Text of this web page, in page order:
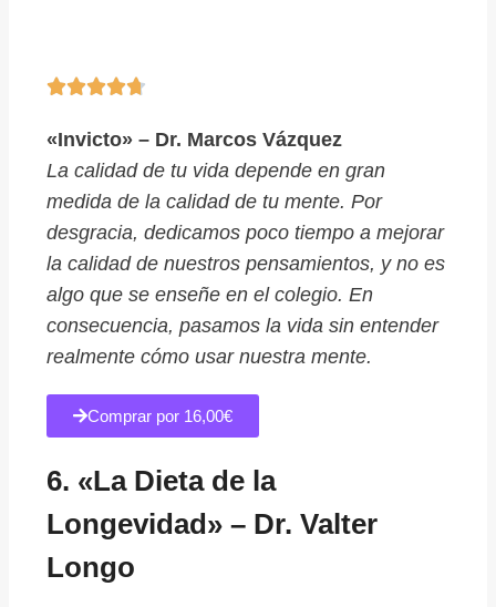

«Invicto» – Dr. Marcos Vázquez
La calidad de tu vida depende en gran
medida de la calidad de tu mente. Por
desgracia, dedicamos poco tiempo a mejorar
la calidad de nuestros pensamientos, y no es
algo que se enseñe en el colegio. En
consecuencia, pasamos la vida sin entender
realmente cómo usar nuestra mente.
Comprar por 16,00€
6. «La Dieta de la
Longevidad» – Dr. Valter
Longo